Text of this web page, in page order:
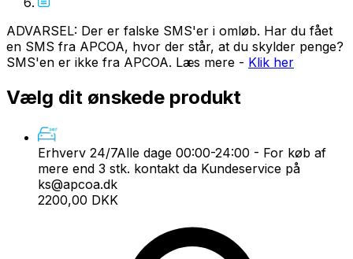
ADVARSEL: Der er falske SMS'er i omløb. Har du fået
en SMS fra APCOA, hvor der står, at du skylder penge?
SMS'en er ikke fra APCOA. Læs mere - Klik her
Vælg dit ønskede produkt
Erhverv 24/7Alle dage 00:00-24:00 - For køb af
mere end 3 stk. kontakt da Kundeservice på
ks@apcoa.dk
2200,00 DKK